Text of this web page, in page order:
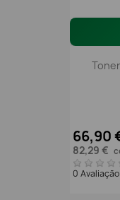
66,90
82,29 €
0